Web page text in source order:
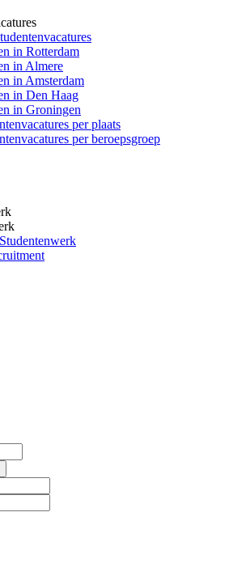
in Rotterdam
in Almere
in Amsterdam
in Den Haag
in Groningen
per plaats
per beroepsgroep